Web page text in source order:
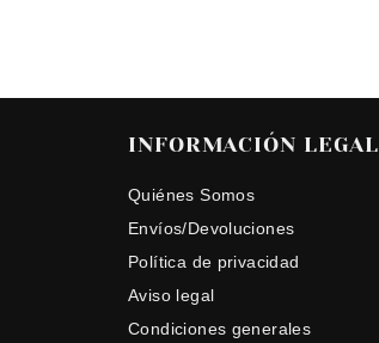
INFORMACIÓN LEGAL
Quiénes Somos
Envíos/Devoluciones
Política de privacidad
Aviso legal
Condiciones generales